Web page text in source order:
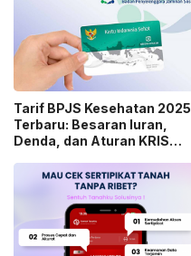
Tarif BPJS Kesehatan 2025
Terbaru: Besaran Iuran,
Denda, dan Aturan KRIS